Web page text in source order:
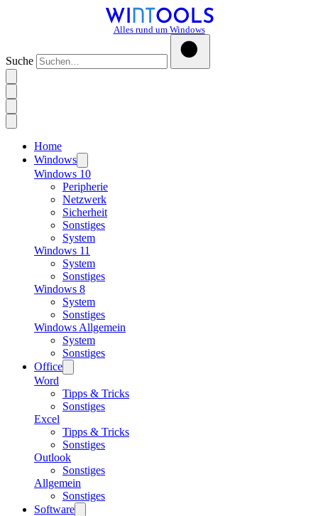
Alles rund um Windows
Suche
Home
Windows
Windows 10
Peripherie
Netzwerk
Sicherheit
Sonstiges
System
Windows 11
System
Sonstiges
Windows 8
System
Sonstiges
Windows Allgemein
System
Sonstiges
Office
Word
Tipps & Tricks
Sonstiges
Excel
Tipps & Tricks
Sonstiges
Outlook
Sonstiges
Allgemein
Sonstiges
Software